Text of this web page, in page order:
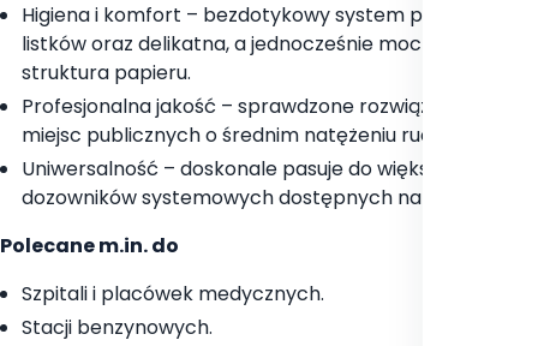
Higiena i komfort – bezdotykowy system poboru
listków oraz delikatna, a jednocześnie mocna
struktura papieru.
Profesjonalna jakość – sprawdzone rozwiązanie dla
miejsc publicznych o średnim natężeniu ruchu.
Uniwersalność – doskonale pasuje do większości
dozowników systemowych dostępnych na rynku.
Polecane m.in. do
Szpitali i placówek medycznych.
Stacji benzynowych.